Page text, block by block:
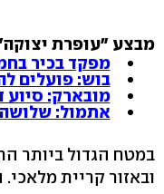
מבצע "עופרת
מפקד בכיר
בוש: פועלים
מובארק: סיוע
אתמול: שלושה
במטח הגדול ביותר
ובאזור קריית